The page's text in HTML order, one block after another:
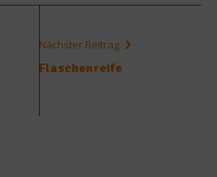
Nächster Beitrag
Flaschenreife